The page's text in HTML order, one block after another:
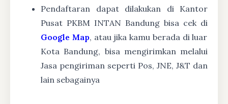
Pendaftaran dapat dilakukan di Kantor
Pusat PKBM INTAN Bandung bisa cek di
Google Map, atau jika kamu berada di luar
Kota Bandung, bisa mengirimkan melalui
Jasa pengiriman seperti Pos, JNE, J&T dan
lain sebagainya